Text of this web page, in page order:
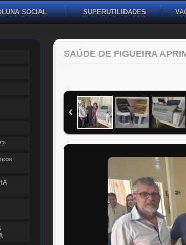
SOCIAL SUPERUTILIDADES
SAÚDE DE FIGUEIRA